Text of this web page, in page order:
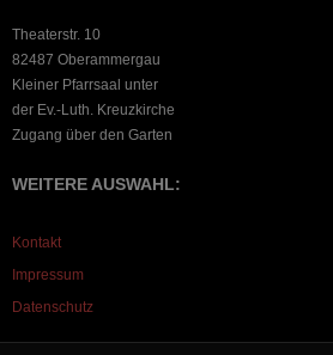
Theaterstr. 10
82487 Oberammergau
Kleiner Pfarrsaal unter
der Ev.-Luth. Kreuzkirche
Zugang über den Garten
WEITERE AUSWAHL:
Kontakt
Impressum
Datenschutz